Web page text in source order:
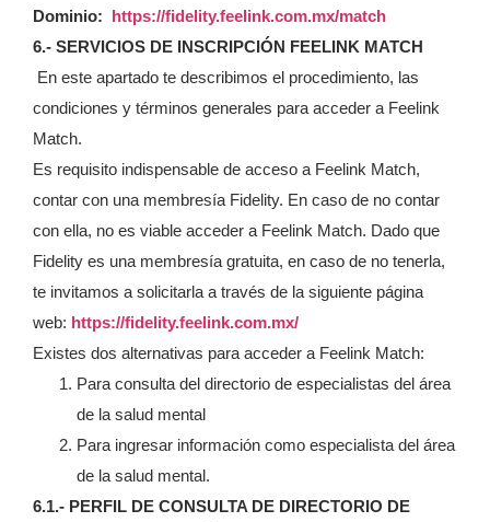
Dominio: https://fidelity.feelink.com.mx/match
6.- SERVICIOS DE INSCRIPCIÓN FEELINK MATCH
En este apartado te describimos el procedimiento, las
condiciones y términos generales para acceder a Feelink
Match.
Es requisito indispensable de acceso a Feelink Match,
contar con una membresía Fidelity. En caso de no contar
con ella, no es viable acceder a Feelink Match. Dado que
Fidelity es una membresía gratuita, en caso de no tenerla,
te invitamos a solicitarla a través de la siguiente página
web: https://fidelity.feelink.com.mx/
Existes dos alternativas para acceder a Feelink Match:
Para consulta del directorio de especialistas del área
de la salud mental
Para ingresar información como especialista del área
de la salud mental.
6.1.- PERFIL DE CONSULTA DE DIRECTORIO DE